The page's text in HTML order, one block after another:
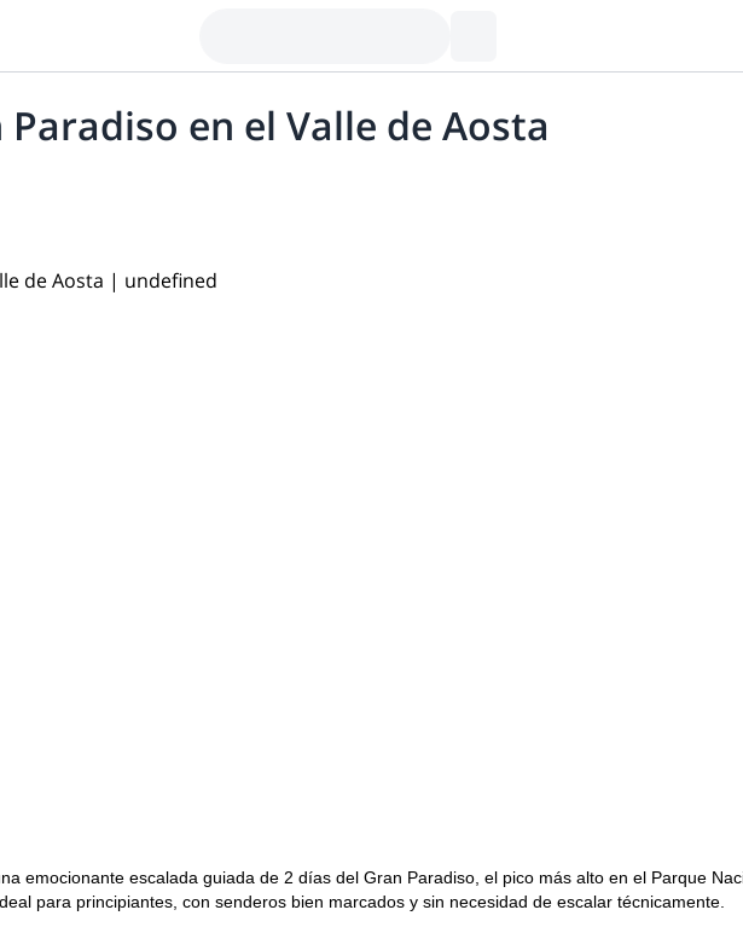
en el Valle de Aosta
emocionante escalada guiada de 2 días del Gran Paradiso, el pico más alto en el Parque
para principiantes, con senderos bien marcados y sin necesidad de escalar técnicamente.